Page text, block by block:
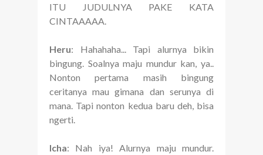
ITU JUDULNYA PAKE KATA
CINTAAAAA.
Heru: Hahahaha... Tapi alurnya bikin
bingung. Soalnya maju mundur kan, ya..
Nonton pertama masih bingung
ceritanya mau gimana dan serunya di
mana. Tapi nonton kedua baru deh, bisa
ngerti.
Icha: Nah iya! Alurnya maju mundur.